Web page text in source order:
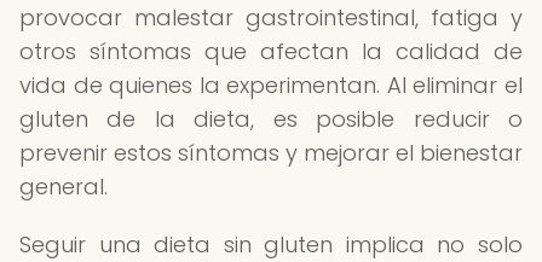
provocar malestar gastrointestinal, fatiga y
otros síntomas que afectan la calidad de
vida de quienes la experimentan. Al eliminar el
gluten de la dieta, es posible reducir o
prevenir estos síntomas y mejorar el bienestar
general.
Seguir una dieta sin gluten implica no solo